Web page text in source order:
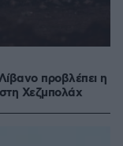
προβλέπει η
Χεζμπολάχ